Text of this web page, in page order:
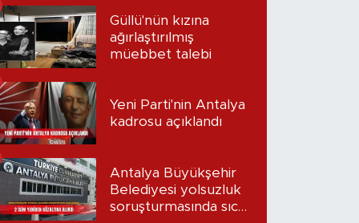
Güllü'nün kızına
ağırlaştırılmış
müebbet talebi
Yeni Parti'nin Antalya
kadrosu açıklandı
Antalya Büyükşehir
Belediyesi yolsuzluk
soruşturmasında sıcak